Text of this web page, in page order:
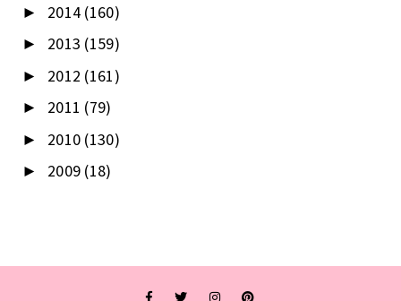
► 2014 (160)
► 2013 (159)
► 2012 (161)
► 2011 (79)
► 2010 (130)
► 2009 (18)